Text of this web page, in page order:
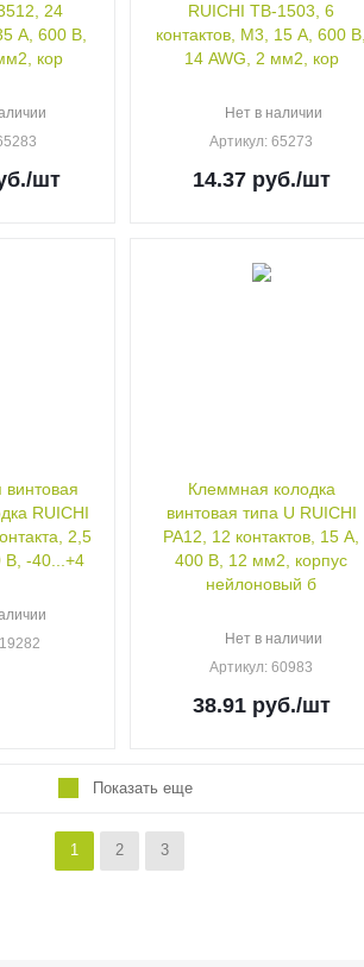
24
А, 600 В,
кор
/шт
RUICHI TB-1503, 6
контактов, М3, 15 А, 600 В,
14 AWG, 2 мм2, кор
Нет в наличии
Артикул: 65273
14.37руб./шт
винтовая
RUICHI
2,5
-40...+4
Клеммная колодка
винтовая типа U RUICHI
PA12, 12 контактов, 15 A,
400 В, 12 мм2, корпус
нейлоновый б
Нет в наличии
Артикул: 60983
38.91руб./шт
Показать еще
1 2 3